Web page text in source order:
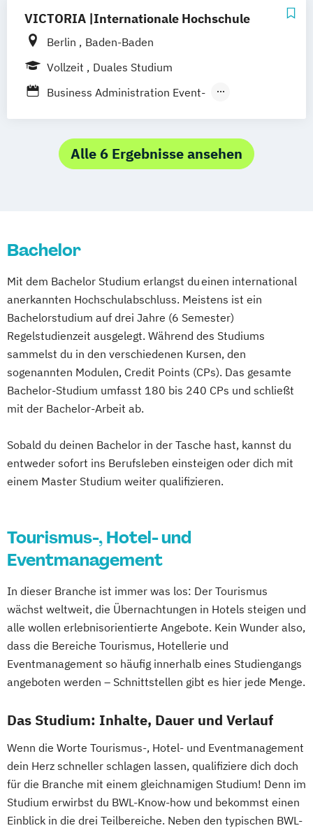
VICTORIA |Internationale Hochschule
Berlin
Baden-Baden
Vollzeit
Duales Studium
Business Administration Event-
Tourismusmanagement
Alle 6 Ergebnisse ansehen
Bachelor
Mit dem Bachelor Studium erlangst du einen international
anerkannten Hochschulabschluss. Meistens ist ein
Bachelorstudium auf drei Jahre (6 Semester)
Regelstudienzeit ausgelegt. Während des Studiums
sammelst du in den verschiedenen Kursen, den
sogenannten Modulen, Credit Points (CPs). Das gesamte
Bachelor-Studium umfasst 180 bis 240 CPs und schließt
mit der Bachelor-Arbeit ab.
Sobald du deinen Bachelor in der Tasche hast, kannst du
entweder sofort ins Berufsleben einsteigen oder dich mit
einem Master Studium weiter qualifizieren.
Tourismus-, Hotel- und
Eventmanagement
In dieser Branche ist immer was los: Der Tourismus
wächst weltweit, die Übernachtungen in Hotels steigen und
alle wollen erlebnisorientierte Angebote. Kein Wunder also,
dass die Bereiche Tourismus, Hotellerie und
Eventmanagement so häufig innerhalb eines Studiengangs
angeboten werden – Schnittstellen gibt es hier jede Menge.
Das Studium: Inhalte, Dauer und Verlauf
Wenn die Worte Tourismus-, Hotel- und Eventmanagement
dein Herz schneller schlagen lassen, qualifiziere dich doch
für die Branche mit einem gleichnamigen Studium! Denn im
Studium erwirbst du BWL-Know-how und bekommst einen
Einblick in die drei Teilbereiche. Neben den typischen BWL-